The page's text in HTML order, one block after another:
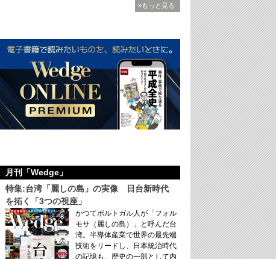
»もっと見る
月刊「Wedge」
特集:台湾「麗しの島」の実像 日台新時代
を拓く「3つの視座」
かつてポルトガル人が「フォル
モサ（麗しの島）」と呼んだ台
湾。半導体産業で世界の最先端
技術をリードし、日本統治時代
の記憶も、歴史の一部として内